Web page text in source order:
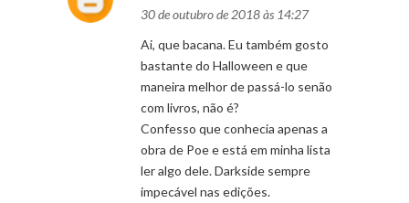
30 de outubro de 2018 às 14:27
Ai, que bacana. Eu também gosto
bastante do Halloween e que
maneira melhor de passá-lo senão
com livros, não é?
Confesso que conhecia apenas a
obra de Poe e está em minha lista
ler algo dele. Darkside sempre
impecável nas edições.